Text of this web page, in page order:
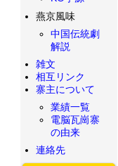
燕京風味
中国伝統劇
解説
雑文
相互リンク
寨主について
業績一覧
電脳瓦崗寨
の由来
連絡先